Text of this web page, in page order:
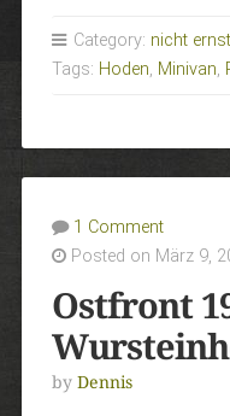
Category: nicht
Tags: Hoden, Minivan,
1 Comment
Posted on März 9,
Ostfront
by Dennis